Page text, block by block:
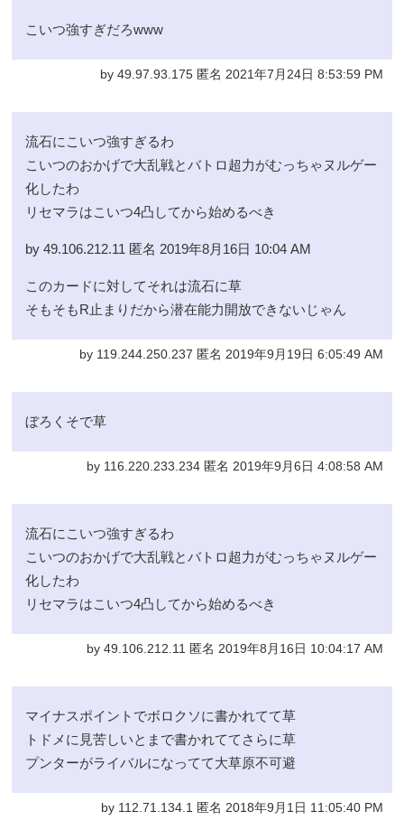
こいつ強すぎだろwww
by 49.97.93.175 匿名 2021年7月24日 8:53:59 PM
流石にこいつ強すぎるわ
こいつのおかげで大乱戦とバトロ超力がむっちゃヌルゲー
化したわ
リセマラはこいつ4凸してから始めるべき
by 49.106.212.11 匿名 2019年8月16日 10:04 AM
このカードに対してそれは流石に草
そもそもR止まりだから潜在能力開放できないじゃん
by 119.244.250.237 匿名 2019年9月19日 6:05:49 AM
ぼろくそで草
by 116.220.233.234 匿名 2019年9月6日 4:08:58 AM
流石にこいつ強すぎるわ
こいつのおかげで大乱戦とバトロ超力がむっちゃヌルゲー
化したわ
リセマラはこいつ4凸してから始めるべき
by 49.106.212.11 匿名 2019年8月16日 10:04:17 AM
マイナスポイントでボロクソに書かれてて草
トドメに見苦しいとまで書かれててさらに草
プンターがライバルになってて大草原不可避
by 112.71.134.1 匿名 2018年9月1日 11:05:40 PM